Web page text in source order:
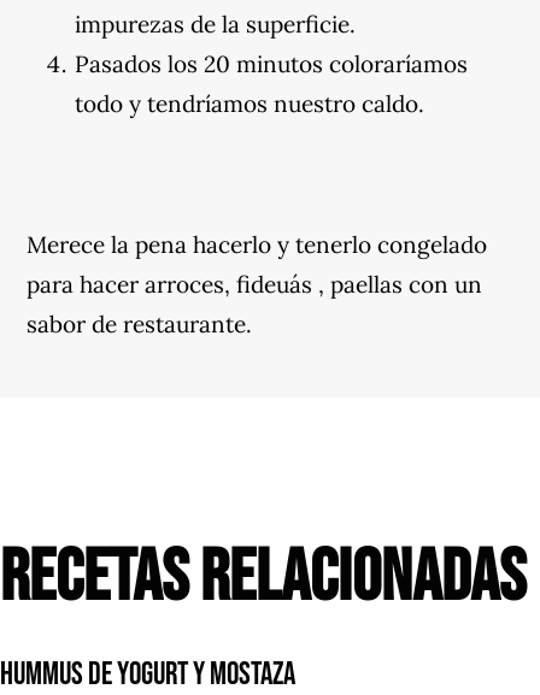
impurezas de la superficie.
Pasados los 20 minutos coloraríamos
todo y tendríamos nuestro caldo.
Merece la pena hacerlo y tenerlo congelado
para hacer arroces, fideuás , paellas con un
sabor de restaurante.
RECETAS RELACIONADAS
HUMMUS DE YOGURT Y MOSTAZA